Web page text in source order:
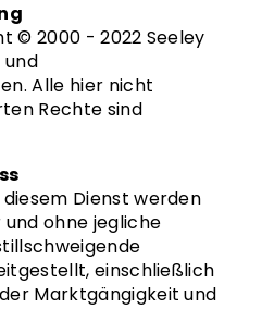
© 2000 - 2022 Seeley
Alle hier nicht
Rechte sind
Dienst werden
ohne jegliche
einschließlich
Marktgängigkeit und